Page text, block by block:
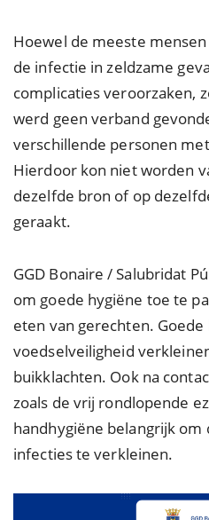
Hoewel de meeste
de infectie in zeldzame
complicaties veroorzaken,
werd geen verband
verschillende personen
Hierdoor kon niet worden
dezelfde bron of op
geraakt.
GGD Bonaire / Salubridat
om goede hygiëne toe te
eten van gerechten. Goede
voedselveiligheid
buikklachten. Ook na
zoals de vrij rondlopende
handhygiëne belangrijk om
infecties te verkleinen.